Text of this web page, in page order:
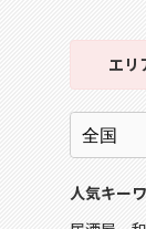
エリ
人気キー